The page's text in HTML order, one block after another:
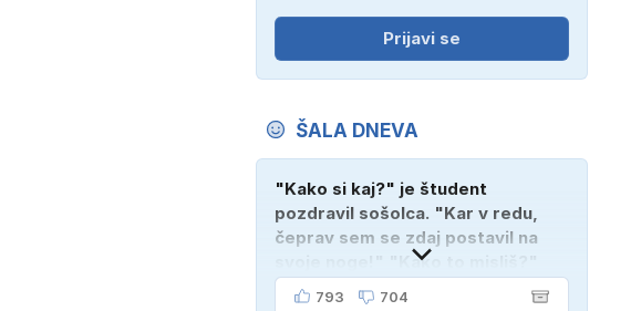
Prijavi se
ŠALA DNEVA
"Kako si kaj?" je študent
pozdravil sošolca. "Kar v redu,
čeprav sem se zdaj postavil na
svoje noge!" "Kako to misliš?"
"Oče mi je vzel avto!"
793 704